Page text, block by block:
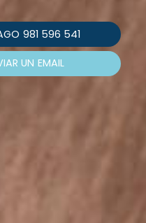
981 596 541
UN EMAIL